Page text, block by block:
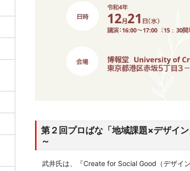
第２回プロばな「地域課題×デザイ
～
武井氏は、『Create for Social Good（デザイ